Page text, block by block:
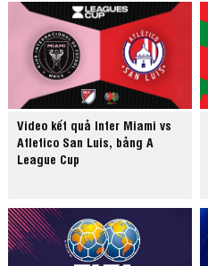
Video kết quả Inter Miami vs
Atletico San Luis, bảng A
League Cup